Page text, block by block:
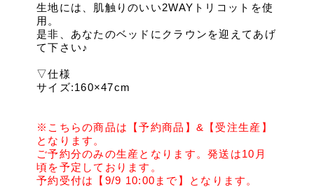
生地には、肌触りのいい2WAYトリコットを使
用。
是非、あなたのベッドにクラウンを迎えてあげ
て下さい♪
▽仕様
サイズ:160×47cm
※こちらの商品は【予約商品】&【受注生産】
となります。
ご予約分のみの生産となります。発送は10月
頃を予定しております。
予約受付は【9/9 10:00まで】となります。